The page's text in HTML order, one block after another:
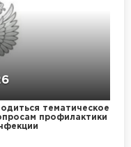
тематическое
профилактики